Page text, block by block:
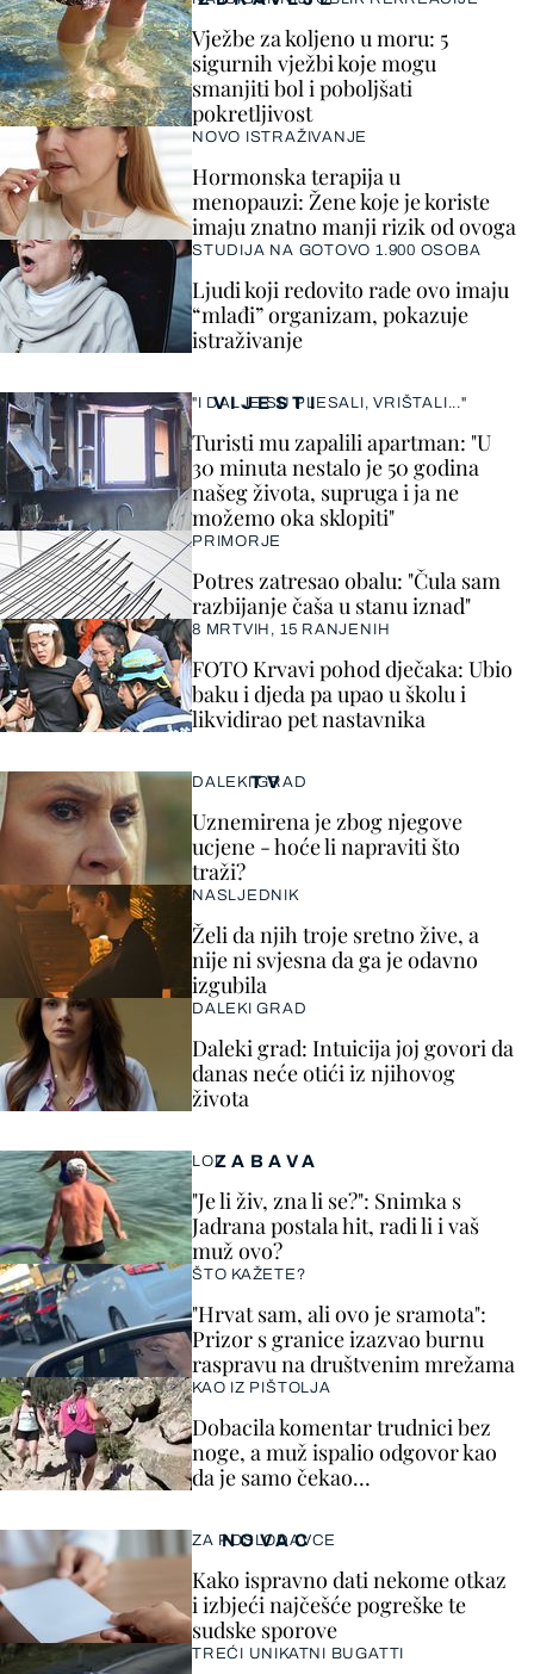
VIJESTI
"I DALJE SU PLESALI, VRIŠTALI..."
Turisti mu zapalili apartman: "U
30 minuta nestalo je 50 godina
našeg života, supruga i ja ne
možemo oka sklopiti"
PRIMORJE
Potres zatresao obalu: "Čula sam
razbijanje čaša u stanu iznad"
8 MRTVIH, 15 RANJENIH
FOTO Krvavi pohod dječaka: Ubio
baku i djeda pa upao u školu i
likvidirao pet nastavnika
Vježbe za koljeno u moru: 5
sigurnih vježbi koje mogu
smanjiti bol i poboljšati
pokretljivost
NOVO ISTRAŽIVANJE
Hormonska terapija u
menopauzi: Žene koje je koriste
imaju znatno manji rizik od ovoga
STUDIJA NA GOTOVO 1.900 OSOBA
Ljudi koji redovito rade ovo imaju
“mlađi” organizam, pokazuje
istraživanje
ZABAVA
LOL
"Je li živ, zna li se?": Snimka s
Jadrana postala hit, radi li i vaš
muž ovo?
ŠTO KAŽETE?
"Hrvat sam, ali ovo je sramota":
Prizor s granice izazvao burnu
raspravu na društvenim mrežama
KAO IZ PIŠTOLJA
Dobacila komentar trudnici bez
noge, a muž ispalio odgovor kao
da je samo čekao…
TV
DALEKI GRAD
Uznemirena je zbog njegove
ucjene - hoće li napraviti što
traži?
NASLJEDNIK
Želi da njih troje sretno žive, a
nije ni svjesna da ga je odavno
izgubila
DALEKI GRAD
Daleki grad: Intuicija joj govori da
danas neće otići iz njihovog
života
NOVAC
ZA POSLODAVCE
Kako ispravno dati nekome otkaz
i izbjeći najčešće pogreške te
sudske sporove
TREĆI UNIKATNI BUGATTI